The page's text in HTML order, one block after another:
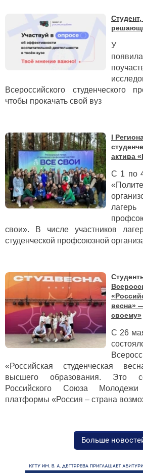
У
Всероссийского студенческого
чтобы прокачать свой вуз
I
актива
С 1 по
свои». В числе участников
студенческой профсоюзной
весна»
своему»
С 26
«Российская студенческая
высшего образования. Это
Российского Союза
платформы «Россия – страна
Больше